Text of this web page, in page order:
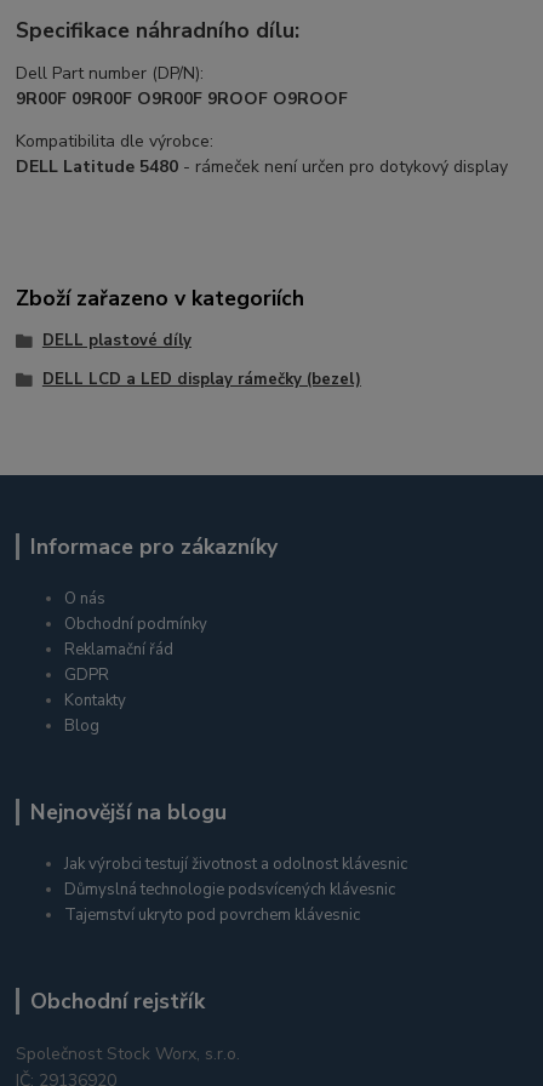
Specifikace náhradního dílu:
Dell Part number (DP/N):
9R00F 09R00F O9R00F 9ROOF O9ROOF
Kompatibilita dle výrobce:
DELL Latitude 5480 - rámeček není určen pro dotykový display
Zboží zařazeno v kategoriích
DELL plastové díly
DELL LCD a LED display rámečky (bezel)
Informace pro zákazníky
O nás
Obchodní podmínky
Reklamační řád
GDPR
Kontakty
Blog
Nejnovější na blogu
Jak výrobci testují životnost a odolnost klávesnic
Důmyslná technologie podsvícených klávesnic
Tajemství ukryto pod povrchem klávesnic
Obchodní rejstřík
Společnost Stock Worx, s.r.o.
IČ: 29136920